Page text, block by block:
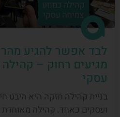
לבד אפשר להגיע מהר
מגיעים רחוק –
עסקי
בניית קהילה חזקה היא היבט
ועסקים כאחד. קהילה מאוחדת